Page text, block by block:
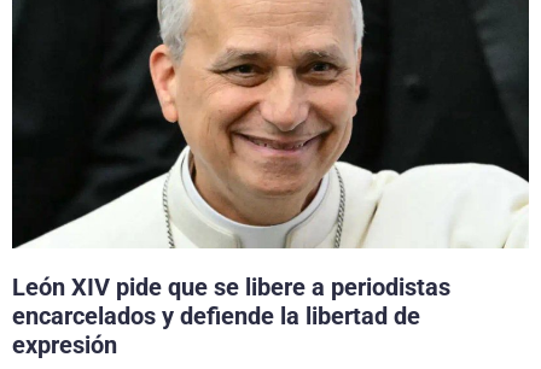
León XIV pide que se libere a periodistas
encarcelados y defiende la libertad de
expresión